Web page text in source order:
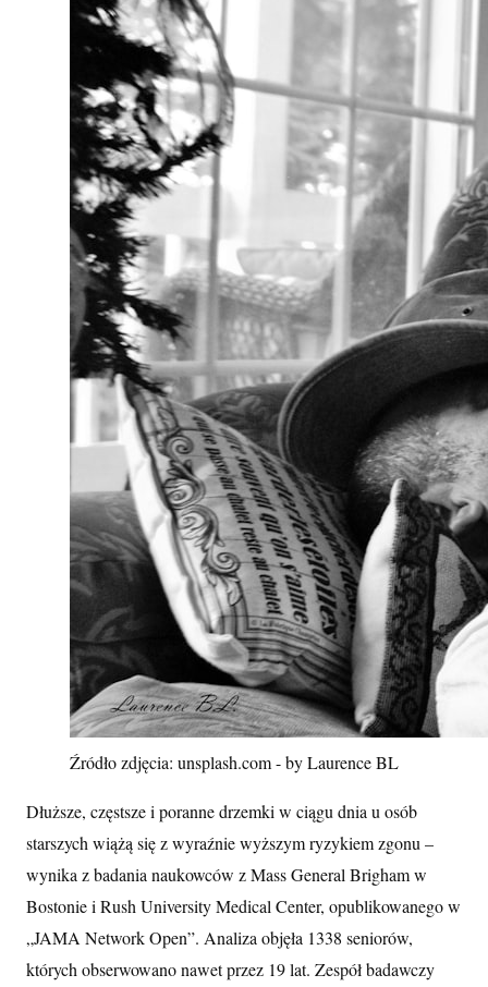
Źródło zdjęcia: unsplash.com - by Laurence BL
Dłuższe, częstsze i poranne drzemki w ciągu dnia u osób
starszych wiążą się z wyraźnie wyższym ryzykiem zgonu –
wynika z badania naukowców z Mass General Brigham w
Bostonie i Rush University Medical Center, opublikowanego w
„JAMA Network Open”. Analiza objęła 1338 seniorów,
których obserwowano nawet przez 19 lat. Zespół badawczy